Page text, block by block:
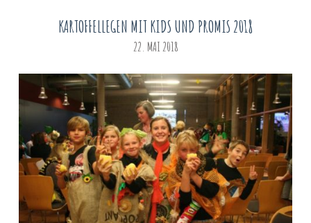
KARTOFFELLEGEN MIT KIDS UND PROMIS 2018
22. MAI 2018